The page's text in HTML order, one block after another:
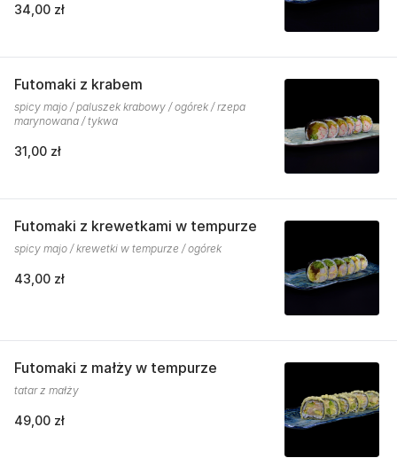
34,00 zł
Futomaki z krabem
spicy majo / paluszek krabowy / ogórek / rzepa
marynowana / tykwa
31,00 zł
Futomaki z krewetkami w tempurze
spicy majo / krewetki w tempurze / ogórek
43,00 zł
Futomaki z małży w tempurze
tatar z małży
49,00 zł